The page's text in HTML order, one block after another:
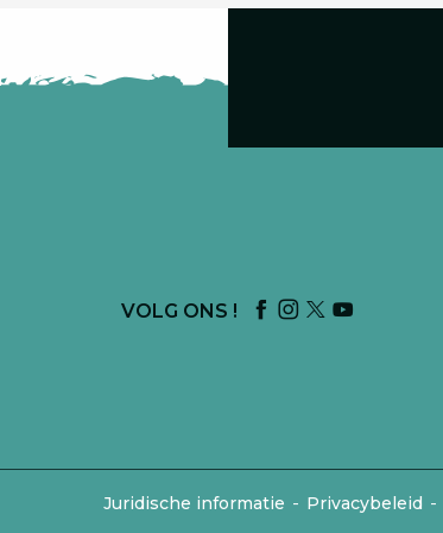
VOLG ONS !
Juridische informatie - Privacybeleid -